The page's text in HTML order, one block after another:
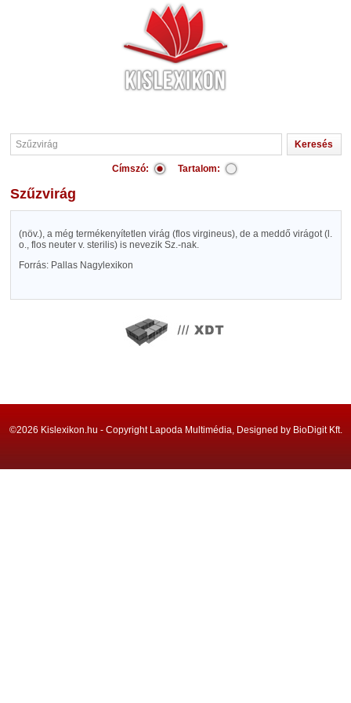
Címszó: Tartalom:
Szűzvirág
(növ.), a még termékenyítetlen virág (flos virgineus), de a meddő virágot (l.
o., flos neuter v. sterilis) is nevezik Sz.-nak.
Forrás: Pallas Nagylexikon
©2026 Kislexikon.hu - Copyright Lapoda Multimédia, Designed by BioDigit Kft.